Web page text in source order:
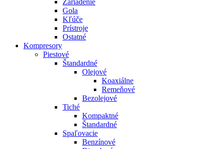
Zariadenie
Gola
Kľúče
Prístroje
Ostatné
Kompresory
Piestové
Štandardné
Olejové
Koaxiálne
Remeňové
Bezolejové
Tiché
Kompaktné
Štandardné
Spaľovacie
Benzínové